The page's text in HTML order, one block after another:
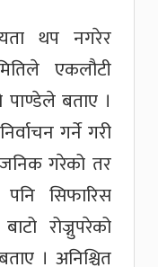
थप नगरेर
एकलौटी
पाण्डेले बताए ।
गर्ने गरी
गरेको तर
सिफारिस
रोज्नुपरेको
। अनिश्चित